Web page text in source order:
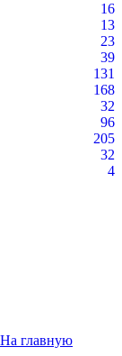
16
13
23
39
131
168
32
96
205
32
4
На главную